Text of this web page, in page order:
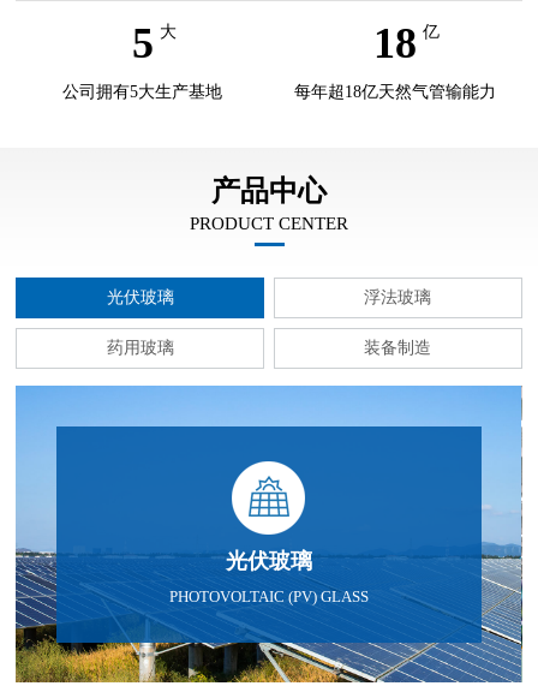
5 大
公司拥有5大生产基地
18 亿
每年超18亿天然气管输能力
产品中心
PRODUCT CENTER
光伏玻璃 浮法玻璃
药用玻璃 装备制造
光伏玻璃
PHOTOVOLTAIC (PV) GLASS